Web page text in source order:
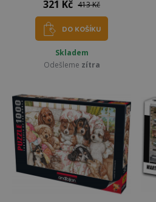
321 Kč 413 Kč
DO KOŠÍKU
Skladem
Odešleme zítra